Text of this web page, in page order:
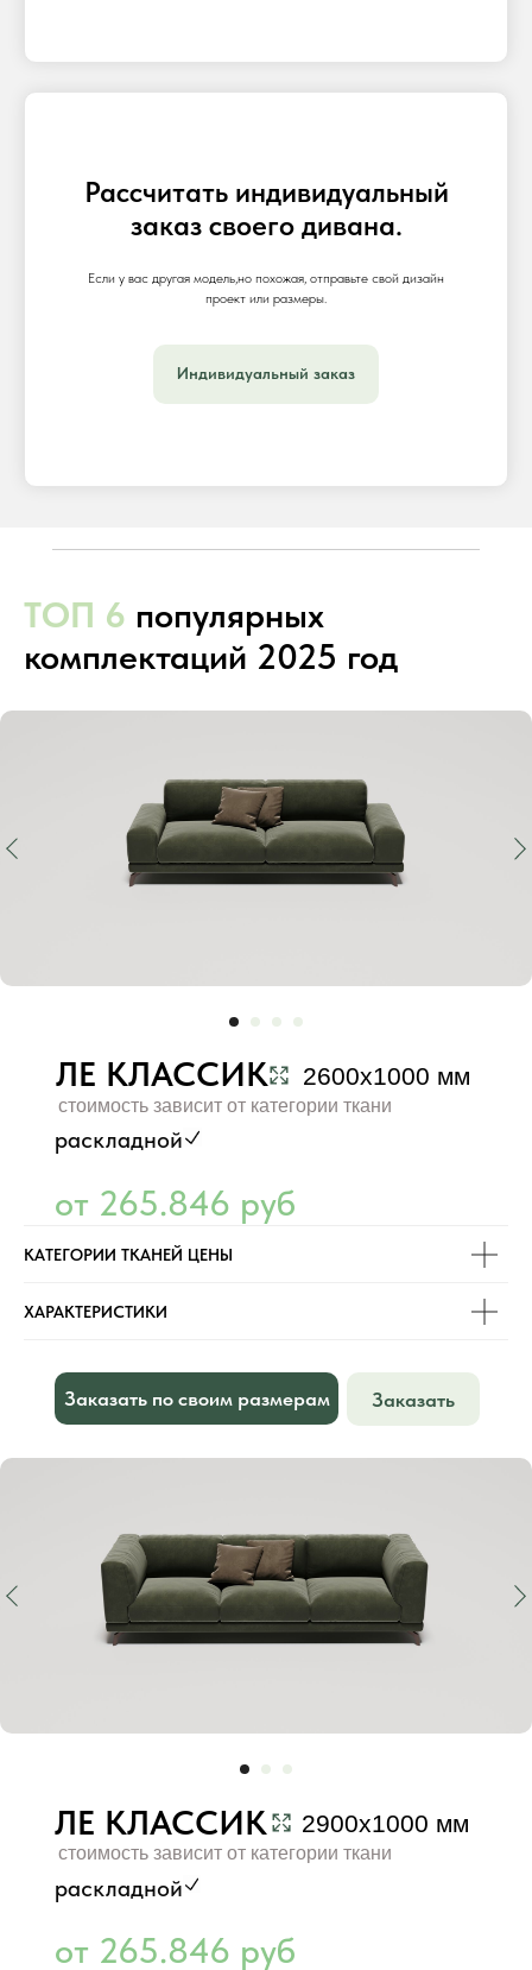
Рассчитать индивидуальный
заказ своего дивана.
Если у вас другая модель,но похожая, отправьте свой дизайн
проект или размеры.
Индивидуальный заказ
ТОП 6 популярных
комплектаций 2025 год
2600х1000 мм
стоимость зависит от категории ткани
ЛЕ КЛАССИК
раскладной
от 265.846 руб
КАТЕГОРИИ ТКАНЕЙ ЦЕНЫ
ХАРАКТЕРИСТИКИ
Заказать по своим размерам Заказать
2900х1000 мм
стоимость зависит от категории ткани
ЛЕ КЛАССИК
раскладной
от 265.846 руб